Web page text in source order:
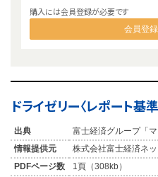
購入には会員登録が必要です
会員登
ドライゼリー〈レポート基
出典
富士経済グループ「
情報提供元
株式会社富士経済ネ
PDFページ数
1頁（308kb）